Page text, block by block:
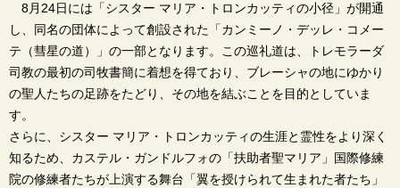
8月24日には「シスター マリア・トロンカッティの小径」が開通
し、同名の団体によって創設された「カンミーノ・デッレ・コメー
テ（彗星の道）」の一部となります。この巡礼道は、トレモラーダ
司教の最初の司牧書簡に着想を得ており、ブレーシャの地にゆかり
の聖人たちの足跡をたどり、その地を結ぶことを目的としていま
す。
さらに、シスター マリア・トロンカッティの生涯と霊性をより深く
知るため、カステル・ガンドルフォの「扶助者聖マリア」国際修練
院の修練者たちが上演する舞台「翼を授けられて生まれた者たち」